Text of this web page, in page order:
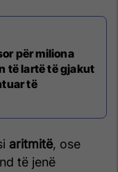
për miliona
të lartë të gjakut
të
aritmitë, ose
të jenë